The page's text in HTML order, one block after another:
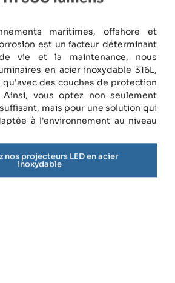
300 lumens
maritimes, offshore et
est un facteur déterminant
vie et la maintenance, nous
en acier inoxydable 316L,
des couches de protection
Ainsi, vous optez non seulement
mais pour une solution qui
à l'environnement au niveau
nos projecteurs LED en acier
inoxydable